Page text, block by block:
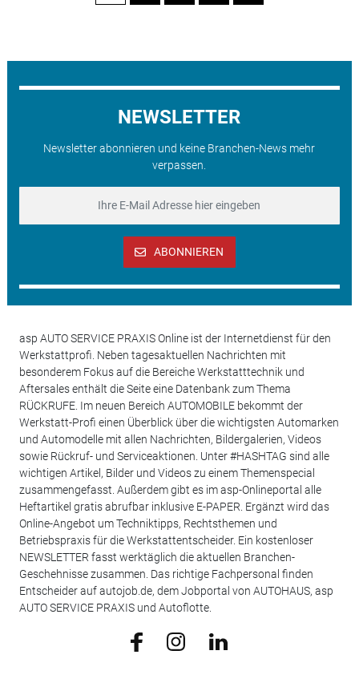
NEWSLETTER
Newsletter abonnieren und keine Branchen-News mehr
verpassen.
ABONNIEREN
asp AUTO SERVICE PRAXIS Online ist der Internetdienst für den
Werkstattprofi. Neben tagesaktuellen Nachrichten mit
besonderem Fokus auf die Bereiche Werkstatttechnik und
Aftersales enthält die Seite eine Datenbank zum Thema
RÜCKRUFE. Im neuen Bereich AUTOMOBILE bekommt der
Werkstatt-Profi einen Überblick über die wichtigsten Automarken
und Automodelle mit allen Nachrichten, Bildergalerien, Videos
sowie Rückruf- und Serviceaktionen. Unter #HASHTAG sind alle
wichtigen Artikel, Bilder und Videos zu einem Themenspecial
zusammengefasst. Außerdem gibt es im asp-Onlineportal alle
Heftartikel gratis abrufbar inklusive E-PAPER. Ergänzt wird das
Online-Angebot um Techniktipps, Rechtsthemen und
Betriebspraxis für die Werkstattentscheider. Ein kostenloser
NEWSLETTER fasst werktäglich die aktuellen Branchen-
Geschehnisse zusammen. Das richtige Fachpersonal finden
Entscheider auf autojob.de, dem Jobportal von AUTOHAUS, asp
AUTO SERVICE PRAXIS und Autoflotte.